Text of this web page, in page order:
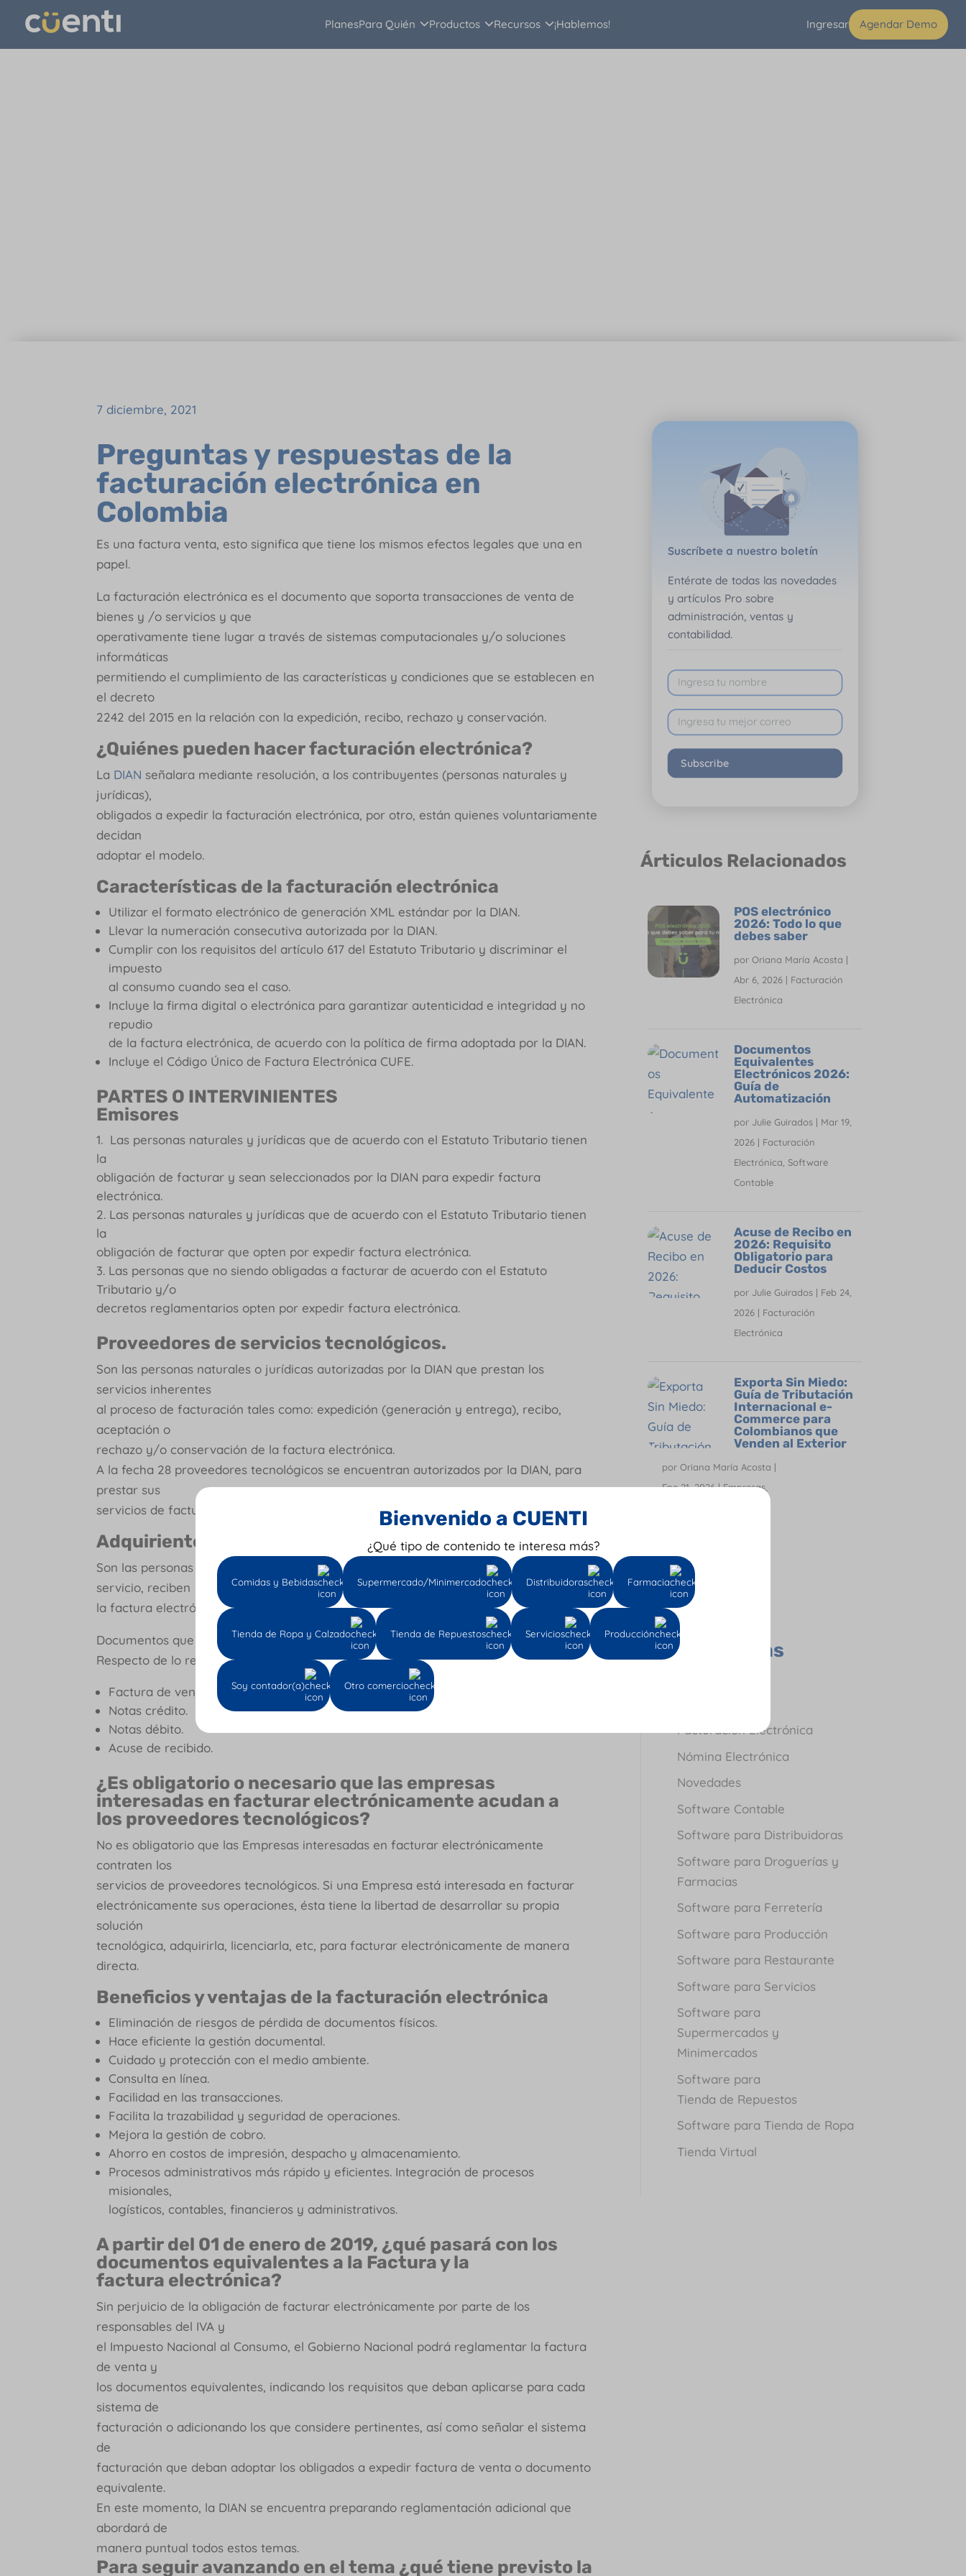
PlanesPara Quién Productos Recursos ¡Hablemos! Ingresar Agendar Demo
7 diciembre, 2021
Preguntas y respuestas de la
facturación electrónica en
Colombia
Es una factura venta, esto significa que tiene los mismos efectos legales que una en
papel.
La facturación electrónica es el documento que soporta transacciones de venta de
bienes y /o servicios y que
operativamente tiene lugar a través de sistemas computacionales y/o soluciones
informáticas
permitiendo el cumplimiento de las características y condiciones que se establecen en
el decreto
2242 del 2015 en la relación con la expedición, recibo, rechazo y conservación.
¿Quiénes pueden hacer facturación electrónica?
La DIAN señalara mediante resolución, a los contribuyentes (personas naturales y
jurídicas),
obligados a expedir la facturación electrónica, por otro, están quienes voluntariamente
decidan
adoptar el modelo.
Características de la facturación electrónica
Utilizar el formato electrónico de generación XML estándar por la DIAN.
Llevar la numeración consecutiva autorizada por la DIAN.
Cumplir con los requisitos del artículo 617 del Estatuto Tributario y discriminar el
impuesto
al consumo cuando sea el caso.
Incluye la firma digital o electrónica para garantizar autenticidad e integridad y no
repudio
de la factura electrónica, de acuerdo con la política de firma adoptada por la DIAN.
Incluye el Código Único de Factura Electrónica CUFE.
PARTES O INTERVINIENTES
Emisores
Las personas naturales y jurídicas que de acuerdo con el Estatuto Tributario tienen
la
obligación de facturar y sean seleccionados por la DIAN para expedir factura
electrónica.
Las personas naturales y jurídicas que de acuerdo con el Estatuto Tributario tienen
la
obligación de facturar que opten por expedir factura electrónica.
Las personas que no siendo obligadas a facturar de acuerdo con el Estatuto
Tributario y/o
decretos reglamentarios opten por expedir factura electrónica.
Proveedores de servicios tecnológicos.
Son las personas naturales o jurídicas autorizadas por la DIAN que prestan los
servicios inherentes
al proceso de facturación tales como: expedición (generación y entrega), recibo,
aceptación o
rechazo y/o conservación de la factura electrónica.
A la fecha 28 proveedores tecnológicos se encuentran autorizados por la DIAN, para
prestar sus
servicios de factura electrónica.
Adquiriente.
Son las personas naturales y jurídicas que en ocasión a la compra de un bien y/o
servicio, reciben
la factura electrónica por el obligado a facturar.
Documentos que pueden ser emitidos electrónicamente.
Respecto de lo regulado por el Decreto 2242 de 2015 como mínimo lo siguiente:
Factura de venta.
Notas crédito.
Notas débito.
Acuse de recibido.
¿Es obligatorio o necesario que las empresas
interesadas en facturar electrónicamente acudan a
los proveedores tecnológicos?
No es obligatorio que las Empresas interesadas en facturar electrónicamente
contraten los
servicios de proveedores tecnológicos. Si una Empresa está interesada en facturar
electrónicamente sus operaciones, ésta tiene la libertad de desarrollar su propia
solución
tecnológica, adquirirla, licenciarla, etc, para facturar electrónicamente de manera
directa.
Beneficios y ventajas de la facturación electrónica
Eliminación de riesgos de pérdida de documentos físicos.
Hace eficiente la gestión documental.
Cuidado y protección con el medio ambiente.
Consulta en línea.
Facilidad en las transacciones.
Facilita la trazabilidad y seguridad de operaciones.
Mejora la gestión de cobro.
Ahorro en costos de impresión, despacho y almacenamiento.
Procesos administrativos más rápido y eficientes. Integración de procesos
misionales,
logísticos, contables, financieros y administrativos.
A partir del 01 de enero de 2019, ¿qué pasará con los
documentos equivalentes a la Factura y la
factura electrónica?
Sin perjuicio de la obligación de facturar electrónicamente por parte de los
responsables del IVA y
el Impuesto Nacional al Consumo, el Gobierno Nacional podrá reglamentar la factura
de venta y
los documentos equivalentes, indicando los requisitos que deban aplicarse para cada
sistema de
facturación o adicionando los que considere pertinentes, así como señalar el sistema
de
facturación que deban adoptar los obligados a expedir factura de venta o documento
equivalente.
En este momento, la DIAN se encuentra preparando reglamentación adicional que
abordará de
manera puntual todos estos temas.
Para seguir avanzando en el tema ¿qué tiene previsto la
Suscríbete a nuestro boletín
Entérate de todas las novedades
y artículos Pro sobre
administración, ventas y
contabilidad.
Subscribe
Árticulos Relacionados
POS electrónico
2026: Todo lo que
debes saber
por Oriana María Acosta |
Abr 6, 2026| Facturación
Electrónica
Documentos
Equivalentes
Electrónicos 2026:
Guía de
Automatización
por Julie Guirados| Mar 19,
2026| Facturación
Electrónica Software
Contable
Acuse de Recibo en
2026: Requisito
Obligatorio para
Deducir Costos
por Julie Guirados| Feb 24,
2026| Facturación
Electrónica
Exporta Sin Miedo:
Guía de Tributación
Internacional e-
Commerce para
Colombianos que
Venden al Exterior
por Oriana María Acosta |
Ene 21, 2026|Empresas,
Todas las
Categorías
Facturación Electrónica
Nómina Electrónica
Novedades
Software Contable
Software para Distribuidoras
Software para Droguerías y
Farmacias
Software para Ferretería
Software para Producción
Software para Restaurante
Software para Servicios
Software para
Supermercados y
Minimercados
Software para
Tienda de Repuestos
Software para Tienda de Ropa
Tienda Virtual
Bienvenido a CUENTI
¿Qué tipo de contenido te interesa más?
Comidas y Bebidas Supermercado/Minimercado Distribuidoras Farmacia
Tienda de Ropa y Calzado Tienda de Repuestos Servicios Producción
Soy contador(a) Otro comercio